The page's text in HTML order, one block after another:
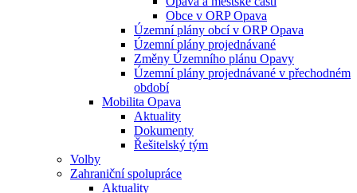
Obce v ORP Opava
Územní plány obcí v ORP Opava
Územní plány projednávané
Změny Územního plánu Opavy
Územní plány projednávané v přechodném
období
Mobilita Opava
Aktuality
Dokumenty
Řešitelský tým
Volby
Zahraniční spolupráce
Aktuality